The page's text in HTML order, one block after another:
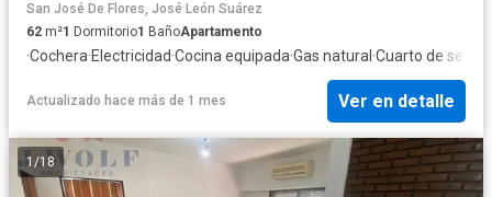
San José De Flores, José León Suárez
62 m²1 Dormitorio1 BañoApartamento
·Cochera·Electricidad·Cocina equipada·Gas natural ·Cuarto de
Actualizado hace más de 1 mes Ver en detalle
1 /18